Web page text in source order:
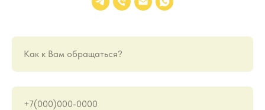
Как к Вам обращаться?
+7(000)000-0000